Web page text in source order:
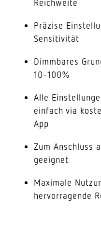
Reichweite
Präzise
Sensitivität
Dimmbares
10-100%
Alle
einfach via
App
Zum Anschluss
geeignet
Maximale
hervorragende